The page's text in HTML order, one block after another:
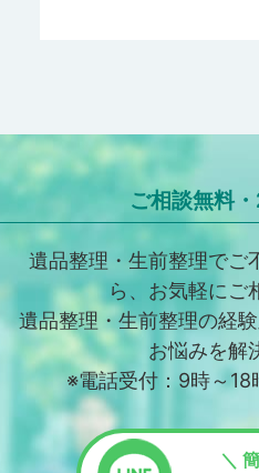
ご相談無料
遺品整理・生前整理でご
ら、お気軽にご
遺品整理・生前整理の経
お悩みを解
※電話受付：9時～18
＼